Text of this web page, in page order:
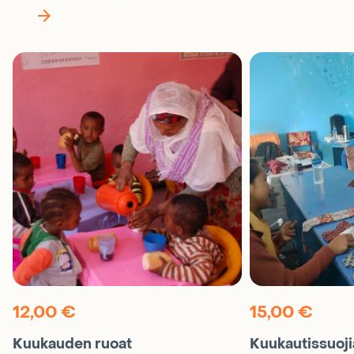
Seuraava
12,00€
Kuukauden ruoat
15,00€